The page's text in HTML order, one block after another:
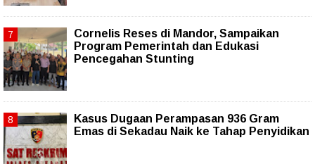
Cornelis Reses di Mandor, Sampaikan
Program Pemerintah dan Edukasi
Pencegahan Stunting
Kasus Dugaan Perampasan 936 Gram
Emas di Sekadau Naik ke Tahap Penyidikan